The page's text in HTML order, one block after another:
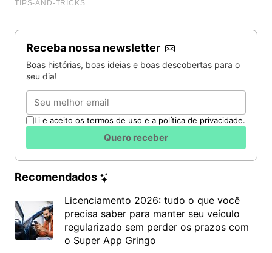
Receba nossa newsletter
Boas histórias, boas ideias e boas descobertas para o
seu dia!
Email
Li e aceito os termos de uso e a política de privacidade.
Quero receber
Recomendados
Licenciamento 2026: tudo o que você
precisa saber para manter seu veículo
regularizado sem perder os prazos com
o Super App Gringo